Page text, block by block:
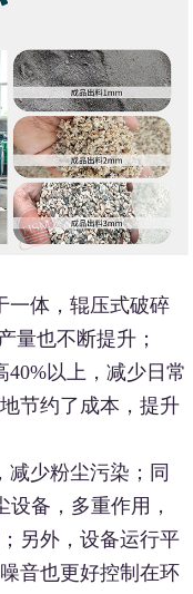
一体，辊压式破碎
量也不断提升；
以上，减少日常
节约了成本，提升
减少粉尘污染；同
备，多重作用，
另外，设备运行平
音也更好控制在环